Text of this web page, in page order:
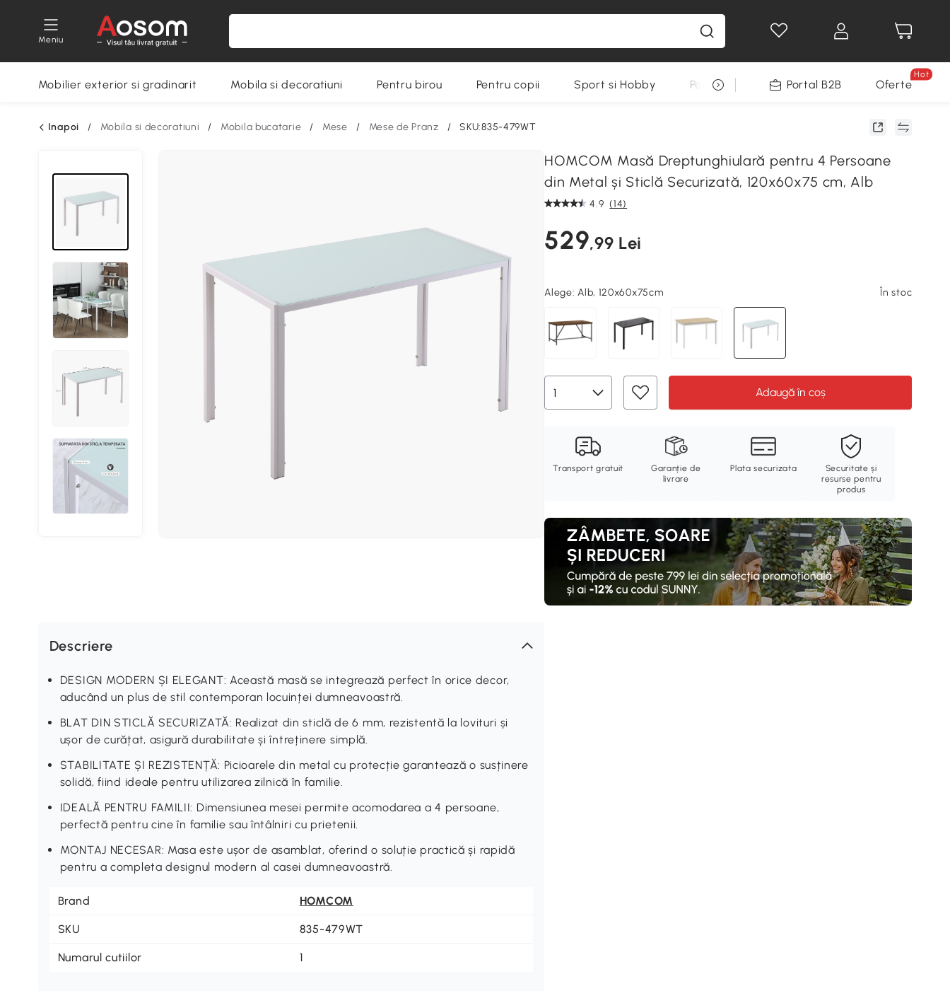
Meniu
Mobilier exterior si gradinarit Mobila si decoratiuni Pentru birou Pentru copii Sport si Hobby Pentru animale Decoratiuni Sarbatori
Portal B2B Oferte
Hot
Inapoi / Mobila si decoratiuni / Mobila bucatarie / Mese / Mese de Pranz / SKU:835-479WT
HOMCOM Masă Dreptunghiulară pentru 4 Persoane
din Metal și Sticlă Securizată, 120x60x75 cm, Alb
4.9 (14)
529,99 Lei
Alege:Alb, 120x60x75cm În stoc
Adaugă în coș
Transport gratuit
Garanție de
livrare
Plata securizata
Securitate și
resurse pentru
produs
Descriere
DESIGN MODERN ȘI ELEGANT: Această masă se integrează perfect în orice decor,
aducând un plus de stil contemporan locuinței dumneavoastră.
BLAT DIN STICLĂ SECURIZATĂ: Realizat din sticlă de 6 mm, rezistentă la lovituri și
ușor de curățat, asigură durabilitate și întreținere simplă.
STABILITATE ȘI REZISTENȚĂ: Picioarele din metal cu protecție garantează o susținere
solidă, fiind ideale pentru utilizarea zilnică în familie.
IDEALĂ PENTRU FAMILII: Dimensiunea mesei permite acomodarea a 4 persoane,
perfectă pentru cine în familie sau întâlniri cu prietenii.
MONTAJ NECESAR: Masa este ușor de asamblat, oferind o soluție practică și rapidă
pentru a completa designul modern al casei dumneavoastră.
Brand HOMCOM
SKU 835-479WT
Numarul cutiilor 1